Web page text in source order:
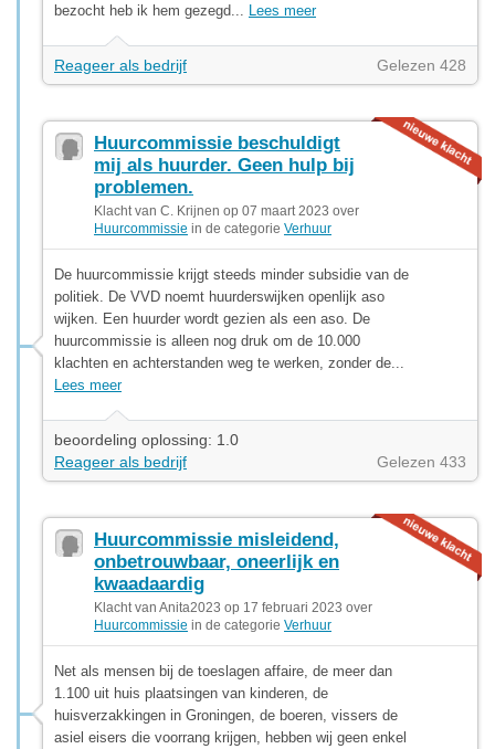
bezocht heb ik hem gezegd... Lees meer
Reageer als bedrijf Gelezen 428
Huurcommissie beschuldigt
mij als huurder. Geen hulp bij
problemen.
Klacht van C. Krijnen op 07 maart 2023 over
Huurcommissie in de categorie Verhuur
De huurcommissie krijgt steeds minder subsidie van de
politiek. De VVD noemt huurderswijken openlijk aso
wijken. Een huurder wordt gezien als een aso. De
huurcommissie is alleen nog druk om de 10.000
klachten en achterstanden weg te werken, zonder de...
Lees meer
beoordeling oplossing: 1.0
Reageer als bedrijf
Gelezen 433
Huurcommissie misleidend,
onbetrouwbaar, oneerlijk en
kwaadaardig
Klacht van Anita2023 op 17 februari 2023 over
Huurcommissie in de categorie Verhuur
Net als mensen bij de toeslagen affaire, de meer dan
1.100 uit huis plaatsingen van kinderen, de
huisverzakkingen in Groningen, de boeren, vissers de
asiel eisers die voorrang krijgen, hebben wij geen enkel